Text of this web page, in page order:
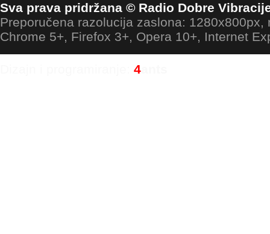
Sva prava pridržana © Radio Dobre
Preporučena razolucija zaslona: 1280x800px,
Chrome 5+, Firefox 3+, Opera 10+, Internet
4